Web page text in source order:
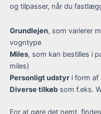
og tilpasser, når du
Grundlejen, som varierer
vogntype
Miles, som kan bestilles i
miles)
Personligt udstyr i form af
Diverse tilkøb som f.eks.
For at gøre det nemt,